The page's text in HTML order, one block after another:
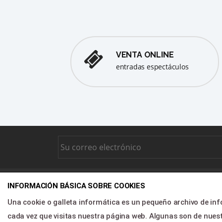
VENTA ONLINE
entradas espectáculos
INFORMACIÓN BÁSICA SOBRE COOKIES
Una cookie o galleta informática es un pequeño archivo de
cada vez que visitas nuestra página web. Algunas son de